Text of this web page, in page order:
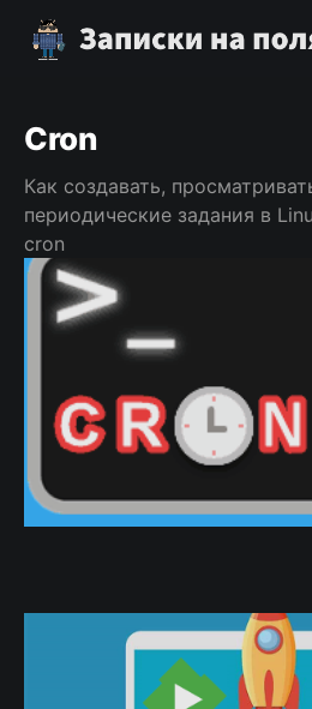
Cron
Как создавать,
периодические задания в
cron